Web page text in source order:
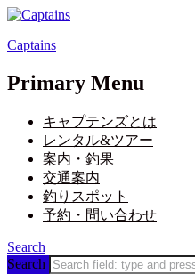
Captains
Primary Menu
キャプテンズとは
レンタル&ツアー
案内・釣果
交通案内
釣りスポット
予約・問い合わせ
Search
Search